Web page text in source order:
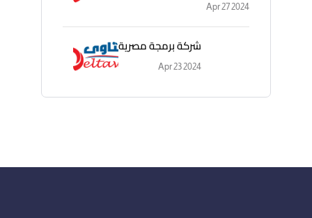
Apr 27 2024
شركة برمجة مصرية
Apr 23 2024